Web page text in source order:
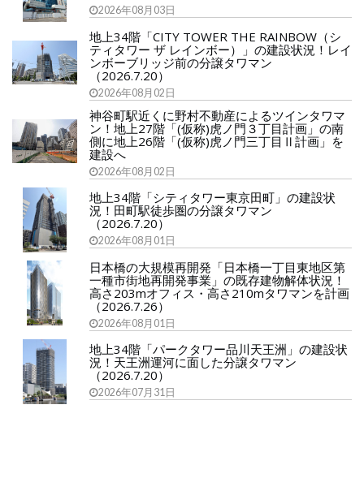
2026年08月03日
地上34階「CITY TOWER THE RAINBOW（シ
ティタワー ザ レインボー）」の建設状況！レイ
ンボーブリッジ前の分譲タワマン
（2026.7.20）
2026年08月02日
神谷町駅近くに野村不動産によるツインタワマ
ン！地上27階「(仮称)虎ノ門３丁目計画」の南
側に地上26階「(仮称)虎ノ門三丁目Ⅱ計画」を
建設へ
2026年08月02日
地上34階「シティタワー東京田町」の建設状
況！田町駅徒歩圏の分譲タワマン
（2026.7.20）
2026年08月01日
日本橋の大規模再開発「日本橋一丁目東地区第
一種市街地再開発事業」の既存建物解体状況！
高さ203mオフィス・高さ210mタワマンを計画
（2026.7.26）
2026年08月01日
地上34階「パークタワー品川天王洲」の建設状
況！天王洲運河に面した分譲タワマン
（2026.7.20）
2026年07月31日